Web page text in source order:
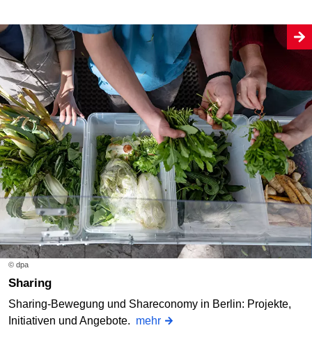
© dpa
Sharing
Sharing-Bewegung und Shareconomy in Berlin: Projekte,
Initiativen und Angebote. mehr